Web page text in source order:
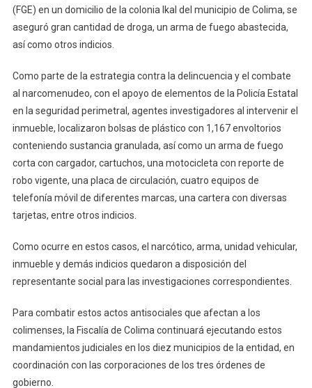
Envoltorios
Con
Un
Arma
Fuego
Durante
(FGE) en un domicilio de la colonia Ikal del municipio de Colima, se
aseguró gran cantidad de droga, un arma de fuego abastecida,
así como otros indicios.
Como parte de la estrategia contra la delincuencia y el combate
al narcomenudeo, con el apoyo de elementos de la Policía Estatal
en la seguridad perimetral, agentes investigadores al intervenir el
inmueble, localizaron bolsas de plástico con 1,167 envoltorios
conteniendo sustancia granulada, así como un arma de fuego
corta con cargador, cartuchos, una motocicleta con reporte de
robo vigente, una placa de circulación, cuatro equipos de
telefonía móvil de diferentes marcas, una cartera con diversas
tarjetas, entre otros indicios.
Como ocurre en estos casos, el narcótico, arma, unidad vehicular,
inmueble y demás indicios quedaron a disposición del
representante social para las investigaciones correspondientes.
Para combatir estos actos antisociales que afectan a los
colimenses, la Fiscalía de Colima continuará ejecutando estos
mandamientos judiciales en los diez municipios de la entidad, en
coordinación con las corporaciones de los tres órdenes de
gobierno.